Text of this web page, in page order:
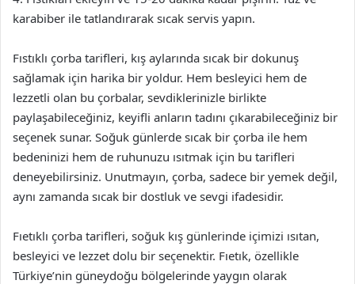
karabiber ile tatlandırarak sıcak servis yapın.
Fıstıklı çorba tarifleri, kış aylarında sıcak bir dokunuş
sağlamak için harika bir yoldur. Hem besleyici hem de
lezzetli olan bu çorbalar, sevdiklerinizle birlikte
paylaşabileceğiniz, keyifli anların tadını çıkarabileceğiniz bir
seçenek sunar. Soğuk günlerde sıcak bir çorba ile hem
bedeninizi hem de ruhunuzu ısıtmak için bu tarifleri
deneyebilirsiniz. Unutmayın, çorba, sadece bir yemek değil,
aynı zamanda sıcak bir dostluk ve sevgi ifadesidir.
Fıetıklı çorba tarifleri, soğuk kış günlerinde içimizi ısıtan,
besleyici ve lezzet dolu bir seçenektir. Fıetık, özellikle
Türkiye’nin güneydoğu bölgelerinde yaygın olarak